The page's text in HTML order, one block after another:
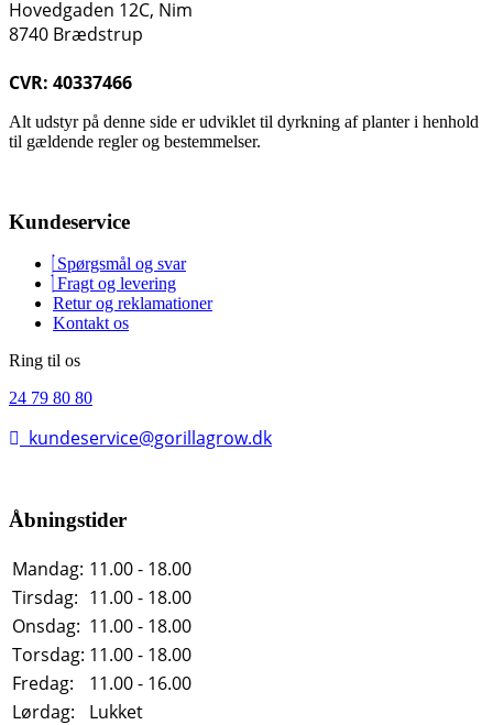
Hovedgaden 12C, Nim
8740 Brædstrup
CVR: 40337466
Alt udstyr på denne side er udviklet til dyrkning af planter i henhold
til gældende regler og bestemmelser.
Kundeservice
Spørgsmål og svar
Fragt og levering
Retur og reklamationer
Kontakt os
Ring til os
24 79 80 80
kundeservice@gorillagrow.dk
Åbningstider
Mandag: 11.00 - 18.00
Tirsdag: 11.00 - 18.00
Onsdag: 11.00 - 18.00
Torsdag: 11.00 - 18.00
Fredag:
11.00 - 16.00
Lørdag:
Lukket